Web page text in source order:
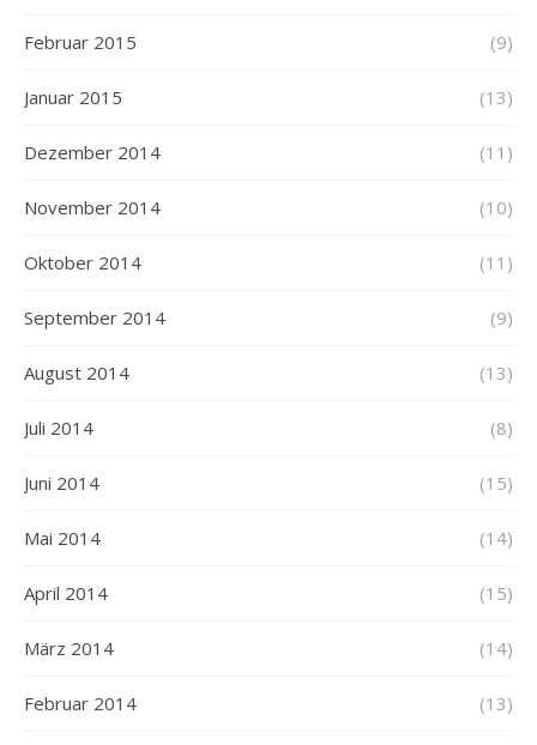
Februar 2015 (9)
Januar 2015 (13)
Dezember 2014 (11)
November 2014 (10)
Oktober 2014 (11)
September 2014 (9)
August 2014 (13)
Juli 2014 (8)
Juni 2014 (15)
Mai 2014 (14)
April 2014 (15)
März 2014 (14)
Februar 2014 (13)